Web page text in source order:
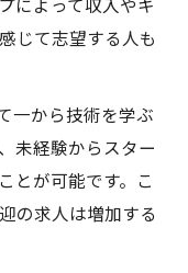
じて志望する人も
一から技術を学ぶ
未経験からスター
とが可能です。こ
の求人は増加する